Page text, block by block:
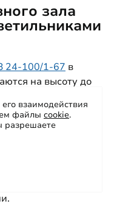
зала
100/1-67 в
на высоту до
обычного
мячей. Наши
от 200
расстановки и
безопасное
взаимодействия
файлы cookie.
разрешаете